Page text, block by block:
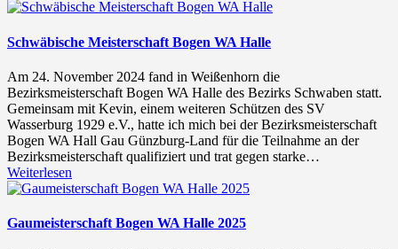
Schwäbische Meisterschaft Bogen WA Halle
Am 24. November 2024 fand in Weißenhorn die
Bezirksmeisterschaft Bogen WA Halle des Bezirks Schwaben statt.
Gemeinsam mit Kevin, einem weiteren Schützen des SV
Wasserburg 1929 e.V., hatte ich mich bei der Bezirksmeisterschaft
Bogen WA Hall Gau Günzburg-Land für die Teilnahme an der
Bezirksmeisterschaft qualifiziert und trat gegen starke…
Weiterlesen
Gaumeisterschaft Bogen WA Halle 2025